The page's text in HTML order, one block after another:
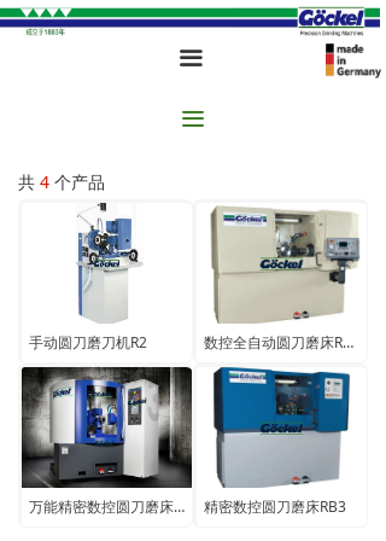
끀
共 4 个产品
手动圆刀磨刀机R2 数控全自动圆刀磨床RB5
万能精密数控圆刀磨床RB3s 精密数控圆刀磨床RB3
끀